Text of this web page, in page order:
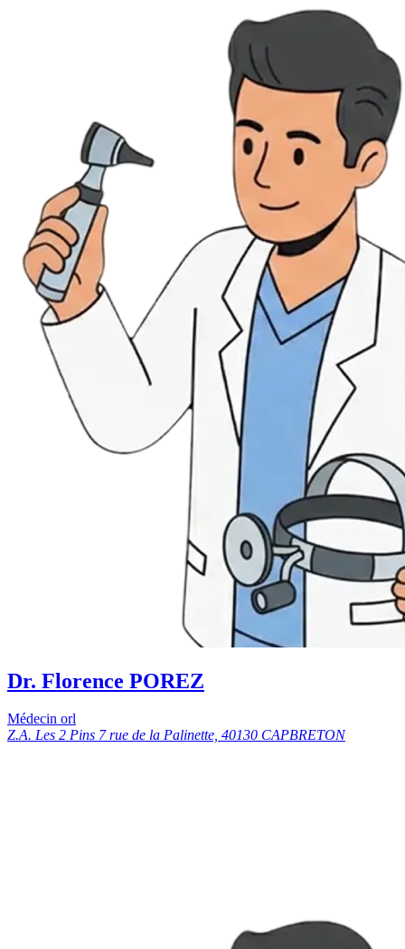
Dr. Florence POREZ
Médecin orl
Z.A. Les 2 Pins 7 rue de la Palinette, 40130 CAPBRETON